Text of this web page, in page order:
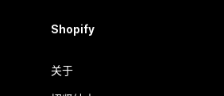
Shopify
关于